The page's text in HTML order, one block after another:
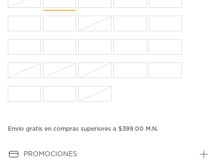
Envío gratis en compras superiores a $399.00 M.N.
PROMOCIONES